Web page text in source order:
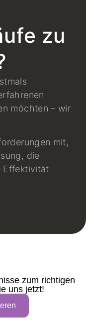
zu
möchten – wir
mit,
die
Effektivität
zum richtigen
uns jetzt!